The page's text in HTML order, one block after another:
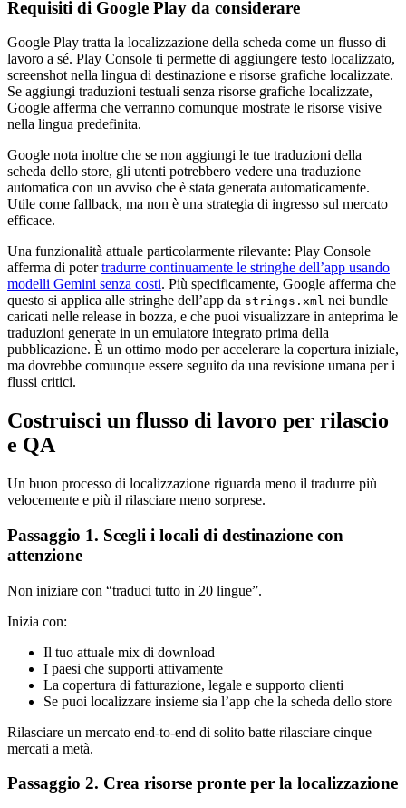
Requisiti di Google Play da considerare
Google Play tratta la localizzazione della scheda come un flusso di
lavoro a sé. Play Console ti permette di aggiungere testo localizzato,
screenshot nella lingua di destinazione e risorse grafiche localizzate.
Se aggiungi traduzioni testuali senza risorse grafiche localizzate,
Google afferma che verranno comunque mostrate le risorse visive
nella lingua predefinita.
Google nota inoltre che se non aggiungi le tue traduzioni della
scheda dello store, gli utenti potrebbero vedere una traduzione
automatica con un avviso che è stata generata automaticamente.
Utile come fallback, ma non è una strategia di ingresso sul mercato
efficace.
Una funzionalità attuale particolarmente rilevante: Play Console
afferma di potertradurre continuamente le stringhe dell’app usando
modelli Gemini senza costi. Più specificamente, Google afferma che
questo si applica alle stringhe dell’app da strings.xml nei bundle
caricati nelle release in bozza, e che puoi visualizzare in anteprima le
traduzioni generate in un emulatore integrato prima della
pubblicazione. È un ottimo modo per accelerare la copertura iniziale,
ma dovrebbe comunque essere seguito da una revisione umana per i
flussi critici.
Costruisci un flusso di lavoro per rilascio
e QA
Un buon processo di localizzazione riguarda meno il tradurre più
velocemente e più il rilasciare meno sorprese.
Passaggio 1. Scegli i locali di destinazione con
attenzione
Non iniziare con “traduci tutto in 20 lingue”.
Inizia con:
Il tuo attuale mix di download
I paesi che supporti attivamente
La copertura di fatturazione, legale e supporto clienti
Se puoi localizzare insieme sia l’app che la scheda dello store
Rilasciare un mercato end-to-end di solito batte rilasciare cinque
mercati a metà.
Passaggio 2. Crea risorse pronte per la localizzazione